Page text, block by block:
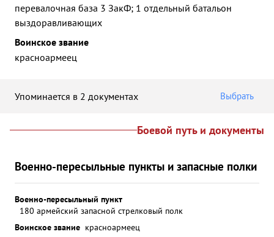
перевалочная база 3 ЗакФ; 1 отдельный батальон
выздоравливающих
Воинское звание
красноармеец
Упоминается в 2 документах Выбрать
Боевой путь и документы
Военно-пересыльные пункты и запасные полки
Военно-пересыльный пункт
180 армейский запасной стрелковый полк
Воинское звание красноармеец